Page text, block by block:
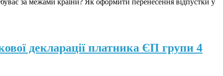
за межами країни? Як оформити перенесення відпустки у
декларації платника ЄП групи 4